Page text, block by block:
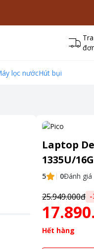
lọc nướcHút bụi
Laptop
1335U/
5 0Đánh giá
25.949.000đ -
Hết hàng